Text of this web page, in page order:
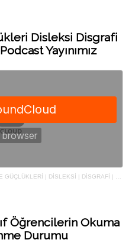
Disleksi Disgrafi
Yayınımız
| DİSLEKSİ | DİSGRAFİ | DİSKALKULİ
Öğrencilerin Okuma
Durumu